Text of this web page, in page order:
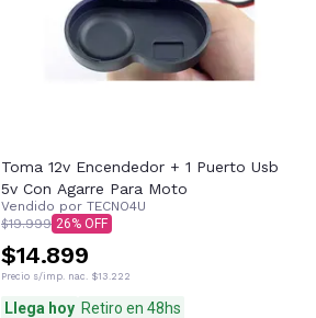
Toma 12v Encendedor + 1 Puerto Usb
5v Con Agarre Para Moto
Vendido por TECNO4U
$19.999 26
$14.899
Precio s/imp. nac. $13.222
Llega hoy Retiro en 48hs